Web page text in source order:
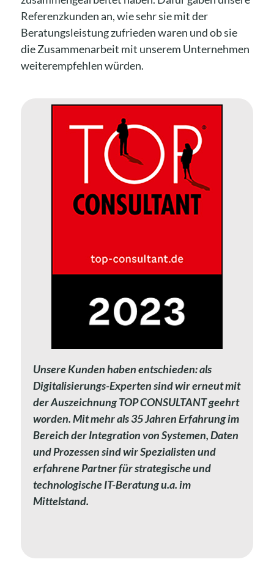
Referenzkunden an, wie sehr sie mit der
Beratungsleistung zufrieden waren und ob sie
die Zusammenarbeit mit unserem Unternehmen
weiterempfehlen würden.
Unsere Kunden haben entschieden: als
Digitalisierungs-Experten sind wir erneut mit
der Auszeichnung TOP CONSULTANT geehrt
worden. Mit mehr als 35 Jahren Erfahrung im
Bereich der Integration von Systemen, Daten
und Prozessen sind wir Spezialisten und
erfahrene Partner für strategische und
technologische IT-Beratung u.a. im
Mittelstand.